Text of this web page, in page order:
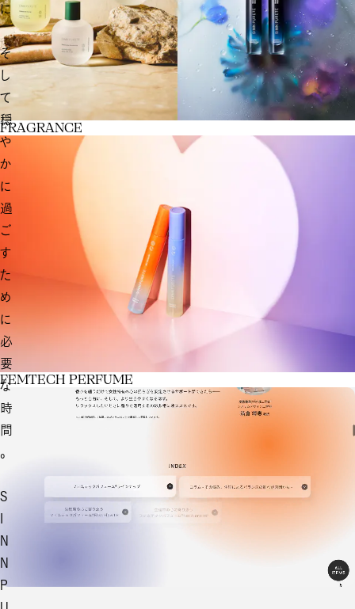
に
そ
し
て
穏
や
か
に
過
ご
す
た
め
に
必
要
な
時
間
。
S
N
N
P
FRAGRANCE
FEMTECH PERFUME